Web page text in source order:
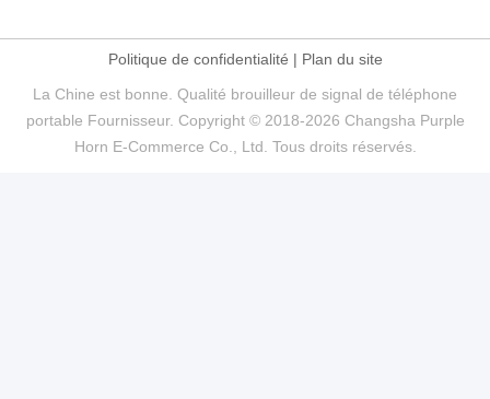
Politique de confidentialité | Plan du site
La Chine est bonne. Qualité brouilleur de signal de téléphone
portable Fournisseur. Copyright © 2018-2026 Changsha Purple
Horn E-Commerce Co., Ltd. Tous droits réservés.